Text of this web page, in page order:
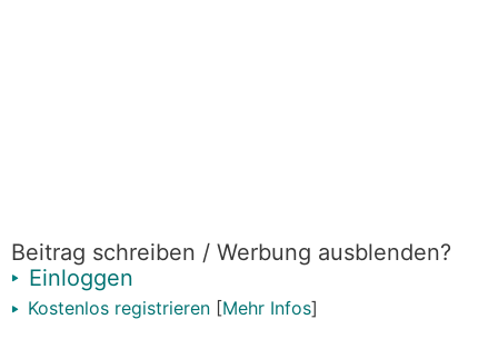
Beitrag schreiben / Werbung ausblenden?
Einloggen
Kostenlos registrieren [Mehr Infos]